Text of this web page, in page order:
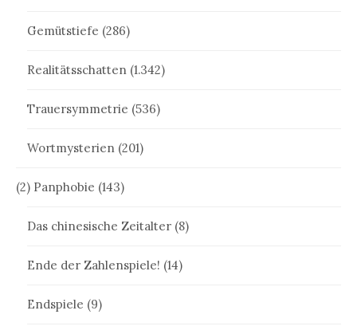
Gemütstiefe (286)
Realitätsschatten (1.342)
Trauersymmetrie (536)
Wortmysterien (201)
(2) Panphobie (143)
Das chinesische Zeitalter (8)
Ende der Zahlenspiele! (14)
Endspiele (9)